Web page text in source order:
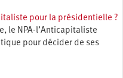
pour la présidentielle ?
le NPA-l’Anticapitaliste
pour décider de ses